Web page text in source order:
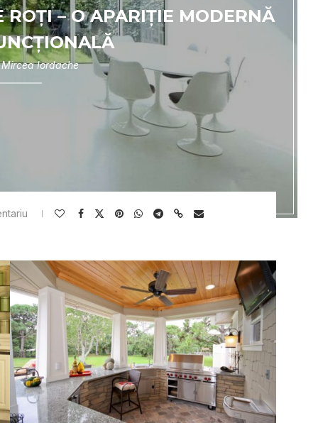
– O APARIȚIE MODERNĂ
Mircea Iordache